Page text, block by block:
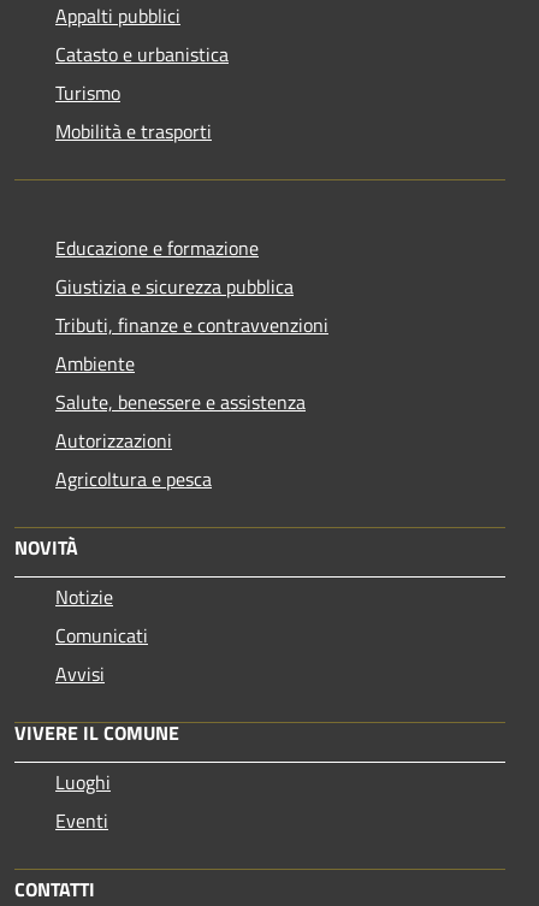
Appalti pubblici
Catasto e urbanistica
Turismo
Mobilità e trasporti
Educazione e formazione
Giustizia e sicurezza pubblica
Tributi, finanze e contravvenzioni
Ambiente
Salute, benessere e assistenza
Autorizzazioni
Agricoltura e pesca
NOVITÀ
Notizie
Comunicati
Avvisi
VIVERE IL COMUNE
Luoghi
Eventi
CONTATTI